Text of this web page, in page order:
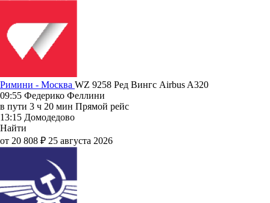
Римини - Москва WZ 9258 Ред Вингс Airbus A320
09:55 Федерико Феллини
в пути 3 ч 20 мин Прямой рейс
13:15 Домодедово
Найти
от 20 808 ₽ 25 августа 2026